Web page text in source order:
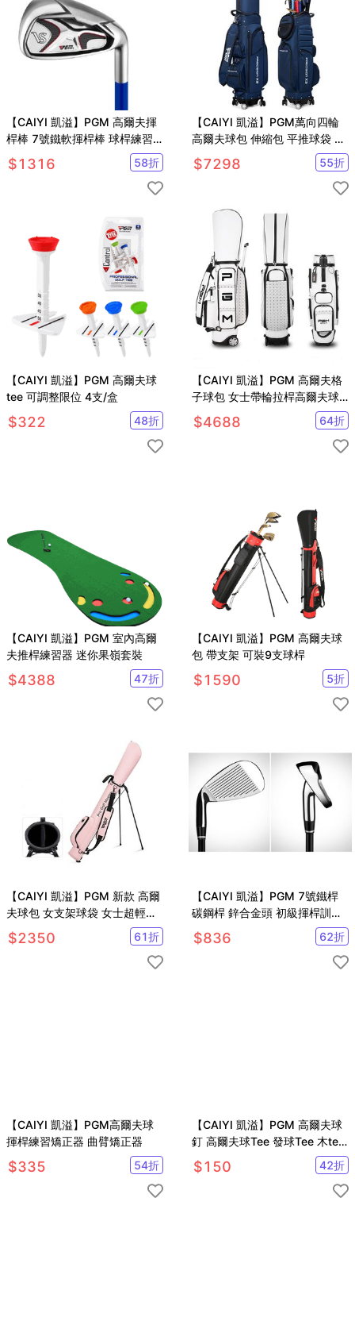
【CAIYI 凱溢】PGM 高爾夫揮
桿棒 7號鐵軟揮桿棒 球桿練習
軟棒 模擬真實球桿
$1316 58折
【CAIYI 凱溢】PGM萬向四輪
高爾夫球包 伸縮包 平推球袋 旅
行球桿包 含防雨罩
$7298 55折
【CAIYI 凱溢】PGM 高爾夫球
tee 可調整限位 4支/盒
$322 48折
【CAIYI 凱溢】PGM 高爾夫格
子球包 女士帶輪拉桿高爾夫球
袋
$4688 64折
【CAIYI 凱溢】PGM 室內高爾
夫推桿練習器 迷你果嶺套裝
$4388 47折
【CAIYI 凱溢】PGM 高爾夫球
包 帶支架 可裝9支球桿
$1590 5折
【CAIYI 凱溢】PGM 新款 高爾
夫球包 女支架球袋 女士超輕便
攜式槍包 防水golf用品球桿袋
高爾夫球袋
$2350 61折
【CAIYI 凱溢】PGM 7號鐵桿
碳鋼桿 鋅合金頭 初級揮桿訓練
9~12 age
$836 62折
【CAIYI 凱溢】PGM高爾夫球
揮桿練習矯正器 曲臂矯正器
$335 54折
【CAIYI 凱溢】PGM 高爾夫球
釘 高爾夫球Tee 發球Tee 木tee
球座 10入
$150 42折